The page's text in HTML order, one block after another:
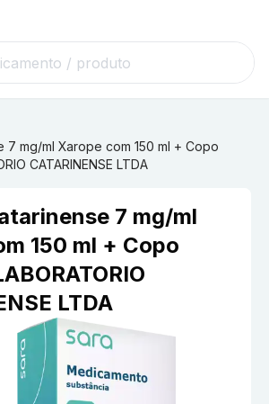
7 mg/ml Xarope com 150 ml + Copo
CATARINENSE LTDA
7 mg/ml
150 ml + Copo
LTDA